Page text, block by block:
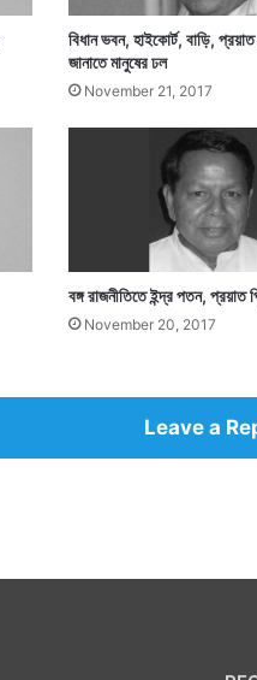
শ
বিধান ভবন, হাইকোর্ট, বাড়ি,
জানাতে মানুষের ঢল
November 21, 2017
বঙ্গ রাজনীতিতে ইন্দ্র পতন, প্রয়াত
November 20, 2017
Leave a